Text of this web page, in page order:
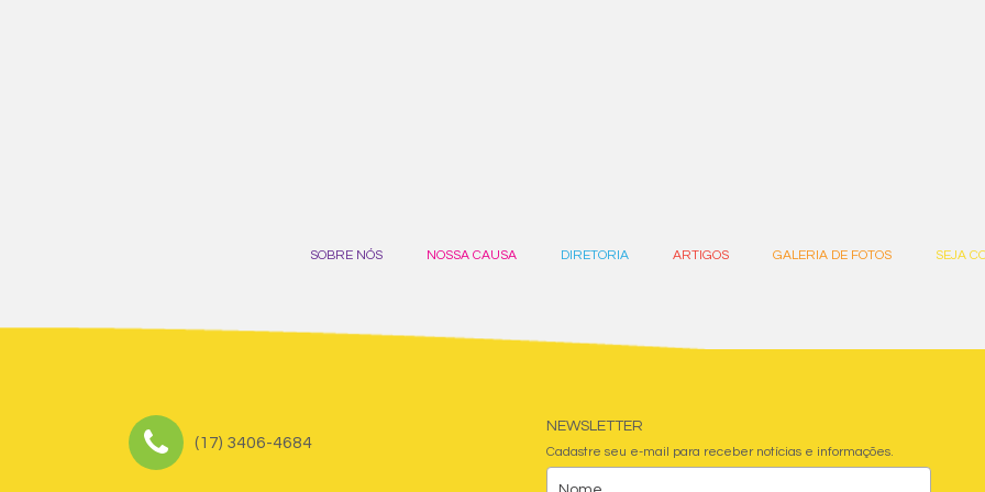
SOBRE NÓS NOSSA CAUSA DIRETORIA ARTIGOS GALERIA DE FOTOS SEJA
(17) 3406-4684
NEWSLETTER
Cadastre seu e-mail para receber notícias e informações.